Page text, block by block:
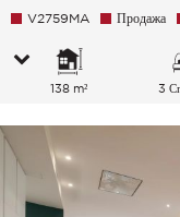
V2759MA Продажа
138 m² 3